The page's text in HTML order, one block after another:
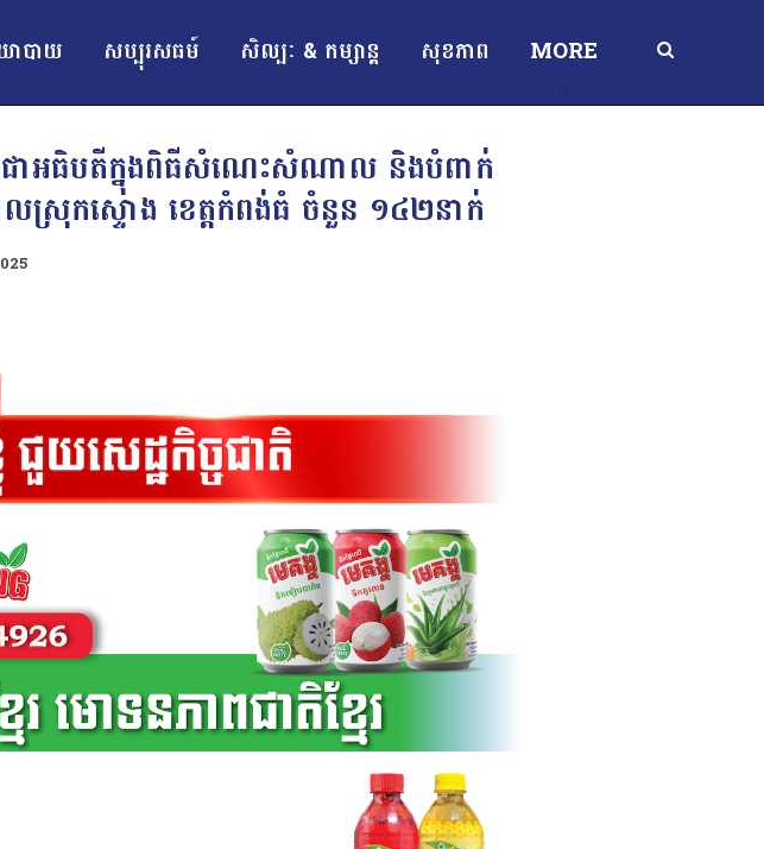
បាយ សប្បុរសធម៍ សិល្បៈ & កម្សាន្ត សុខភាព MORE
មជាអធិបតីក្នុងពិធីសំណេះសំណាល និងបំពាក់
ស្រុកស្ទោង ខេត្តកំពង់ធំ ចំនួន ១៤២នាក់